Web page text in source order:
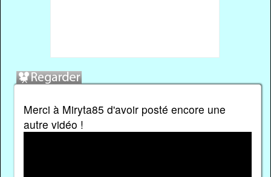
Merci à Miryta85 d'avoir posté encore une
autre vidéo !